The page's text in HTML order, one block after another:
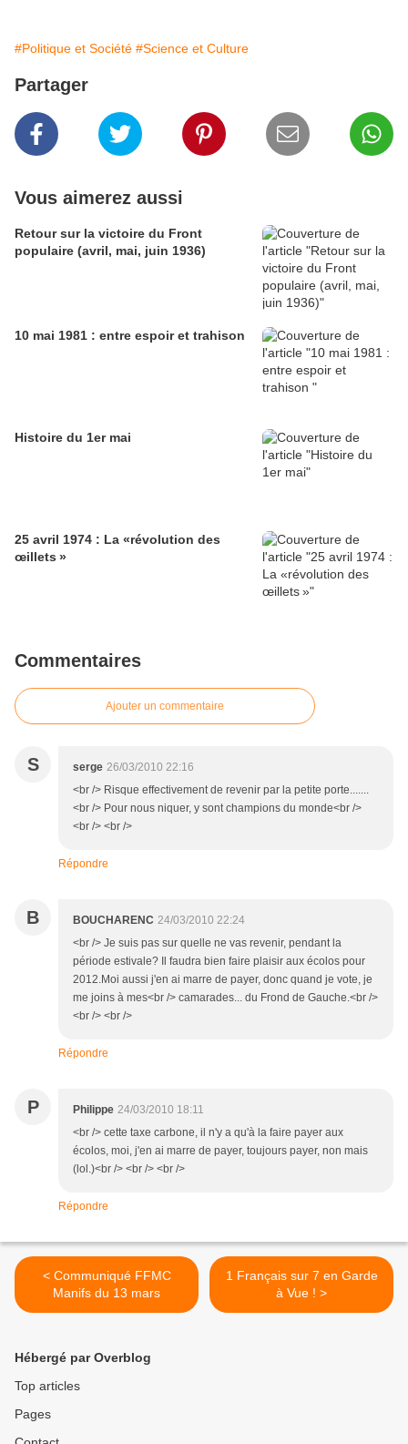
#Politique et Société #Science et Culture
Partager
Vous aimerez aussi
Retour sur la victoire du Front
populaire (avril, mai, juin 1936)
10 mai 1981 : entre espoir et trahison
Histoire du 1er mai
25 avril 1974 : La «révolution des
œillets »
Commentaires
Ajouter un commentaire
S serge 26/03/2010 22:16
<br /> Risque effectivement de revenir par la petite porte.......
<br /> Pour nous niquer, y sont champions du monde<br />
<br /> <br />
Répondre
B BOUCHARENC 24/03/2010 22:24
<br /> Je suis pas sur quelle ne vas revenir, pendant la
période estivale? Il faudra bien faire plaisir aux écolos pour
2012.Moi aussi j'en ai marre de payer, donc quand je vote, je
me joins à mes<br /> camarades... du Frond de Gauche.<br />
<br /> <br />
Répondre
P Philippe 24/03/2010 18:11
<br /> cette taxe carbone, il n'y a qu'à la faire payer aux
écolos, moi, j'en ai marre de payer, toujours payer, non mais
(lol.)<br /> <br /> <br />
Répondre
< Communiqué FFMC
Manifs du 13 mars
1 Français sur 7 en Garde
à Vue ! >
Hébergé par Overblog
Top articles
Pages